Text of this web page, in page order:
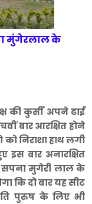
मुंगेरलाल के
की कुर्सी अपने ढाई
बार आरक्षित होने
निराशा हाथ लगी
बार अनारक्षित
सपना मुगेरी लाल के
कि दो बार यह सीट
पुरुष के लिए भी